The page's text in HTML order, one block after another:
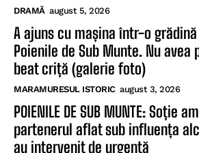
DRAMĂ august 5, 2026
A ajuns cu mașina într-o
Poienile de Sub Munte. Nu avea
beat criță (galerie foto)
MARAMURESUL ISTORIC august 3, 2026
POIENILE DE SUB MUNTE: Soție
partenerul aflat sub influența
au intervenit de urgență